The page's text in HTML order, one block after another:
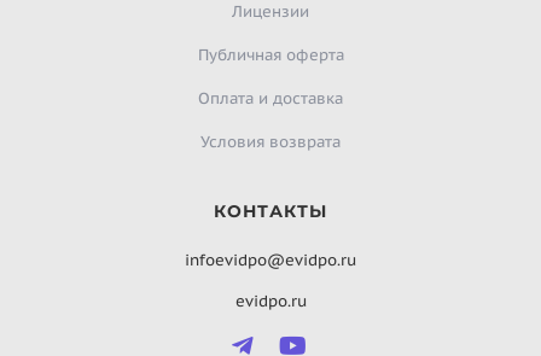
Лицензии
Публичная оферта
Оплата и доставка
Условия возврата
КОНТАКТЫ
infoevidpo@evidpo.ru
evidpo.ru